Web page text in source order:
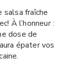
salsa fraîche
À l’honneur :
dose de
épater vos